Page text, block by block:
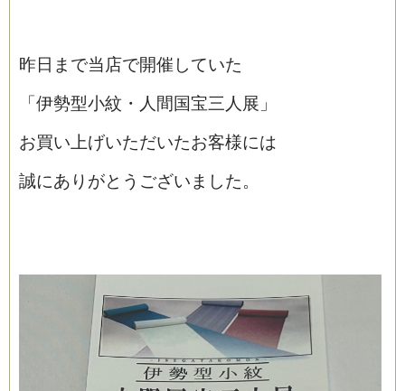
昨日まで当店で開催していた
「伊勢型小紋・人間国宝三人展」
お買い上げいただいたお客様には
誠にありがとうございました。